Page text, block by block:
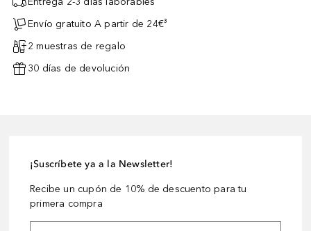
Envío gratuito A partir de 24€³
2 muestras de regalo
30 días de devolución
¡Suscríbete ya a la Newsletter!
Recibe un cupón de 10% de descuento para tu
primera compra